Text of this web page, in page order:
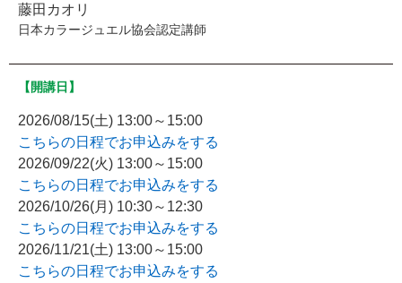
藤田カオリ
日本カラージュエル協会認定講師
【開講日】
2026/08/15(土) 13:00～15:00
こちらの日程でお申込みをする
2026/09/22(火) 13:00～15:00
こちらの日程でお申込みをする
2026/10/26(月) 10:30～12:30
こちらの日程でお申込みをする
2026/11/21(土) 13:00～15:00
こちらの日程でお申込みをする